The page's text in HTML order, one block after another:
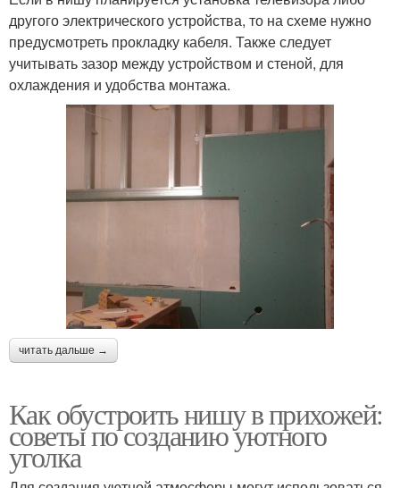
другого электрического устройства, то на схеме нужно
предусмотреть прокладку кабеля. Также следует
учитывать зазор между устройством и стеной, для
охлаждения и удобства монтажа.
читать дальше →
Как обустроить нишу в прихожей:
советы по созданию уютного
уголка